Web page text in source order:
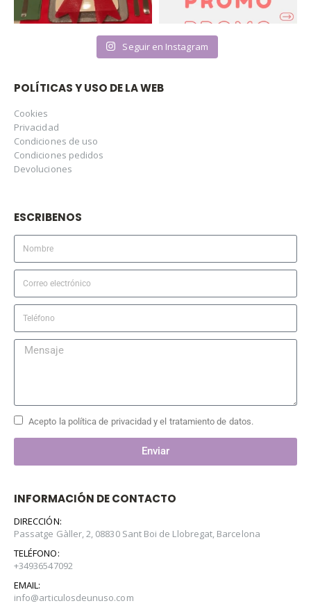
Seguir en Instagram
POLÍTICAS Y USO DE LA WEB
Cookies
Privacidad
Condiciones de uso
Condiciones pedidos
Devoluciones
ESCRIBENOS
Acepto la política de privacidad y el tratamiento de datos.
Enviar
INFORMACIÓN DE CONTACTO
DIRECCIÓN:
Passatge Gàller, 2, 08830 Sant Boi de Llobregat, Barcelona
TELÉFONO:
+34936547092
EMAIL:
info@articulosdeunuso.com